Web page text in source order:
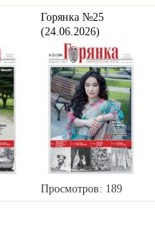
Горянка №25
(24.06.2026)
Просмотров: 189